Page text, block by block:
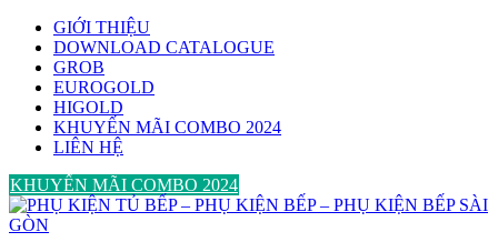
Skip
content
GIỚI THIỆU
DOWNLOAD CATALOGUE
GROB
EUROGOLD
HIGOLD
KHUYẾN MÃI COMBO 2024
LIÊN HỆ
KHUYẾN MÃI COMBO 2024